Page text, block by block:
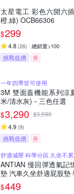
太星電工 彩色六開六
橙.綠) OCB66306
$299
4.8 (26) 總銷量>100
挑戰低價 券
一年四季皆可使用
3M 雙面蓋機能系列涼
米/清水灰)－三色任選
$3,290 $3,590
4.9 (9)
挑戰低價
券
舒適減壓 科學分區 久坐不累
ANTIAN 慢回彈透氣記
墊 汽車久坐舒適屁股墊
$449